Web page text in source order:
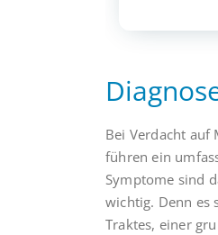
Bei Verdacht auf
führen ein
Symptome sind
wichtig. Denn es
Traktes, einer